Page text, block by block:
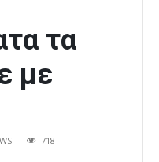
τα
με
718